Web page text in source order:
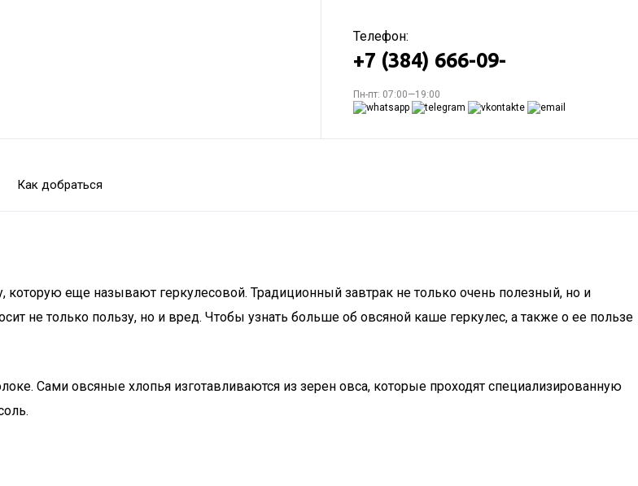
Телефон:
+7 (384) 666-09-
Пн-пт: 07:00—19:00
Как добраться
еще называют геркулесовой. Традиционный завтрак не только очень полезный, но и
не только пользу, но и вред. Чтобы узнать больше об овсяной каше геркулес, а также о ее пользе
Сами овсяные хлопья изготавливаются из зерен овса, которые проходят специализированную